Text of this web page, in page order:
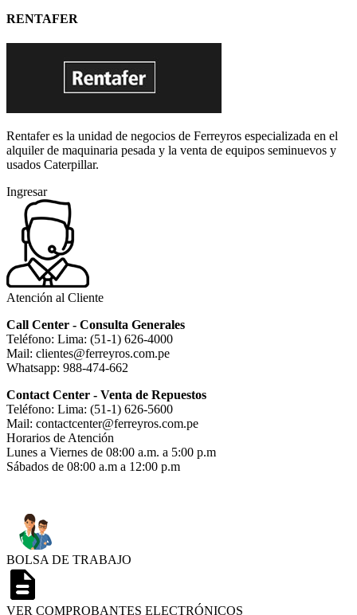
RENTAFER
Rentafer es la unidad de negocios de Ferreyros especializada en el
alquiler de maquinaria pesada y la venta de equipos seminuevos y
usados Caterpillar.
Ingresar
Atención al Cliente
Call Center - Consulta Generales
Teléfono: Lima: (51-1) 626-4000
Mail: clientes@ferreyros.com.pe
Whatsapp: 988-474-662
Contact Center - Venta de Repuestos
Teléfono: Lima: (51-1) 626-5600
Mail: contactcenter@ferreyros.com.pe
Horarios de Atención
Lunes a Viernes de 08:00 a.m. a 5:00 p.m
Sábados de 08:00 a.m a 12:00 p.m
BOLSA DE TRABAJO
VER COMPROBANTES ELECTRÓNICOS